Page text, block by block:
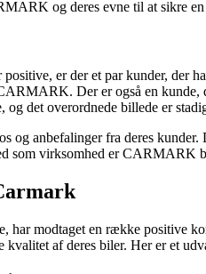
og deres evne til at sikre
positive, er der et par kunder,
Der er også en
det overordnede billede er
og anbefalinger fra deres
som virksomhed er CARMARK
har modtaget en række positive
af deres biler. Her er et